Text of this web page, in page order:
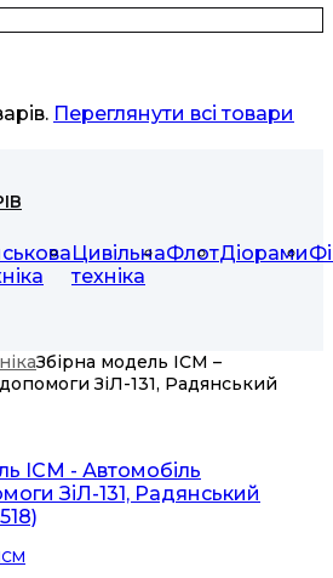
Переглянути всі товари
Цивільна
техніка
ФлотДіорами
Збірна модель ICM –
ЗіЛ-131, Радянський